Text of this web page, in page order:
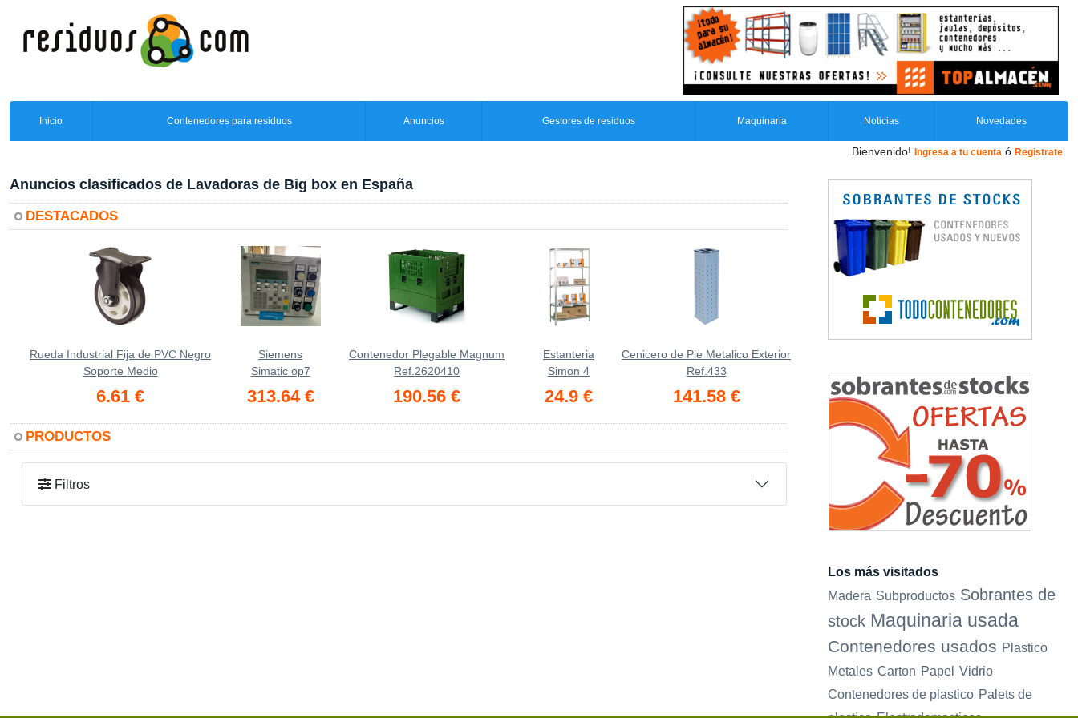
Inicio Contenedores para residuos Anuncios Gestores de residuos Maquinaria Noticias Novedades
Bienvenido! Ingresa a tu cuenta ó Registrate
Anuncios clasificados de Lavadoras de Big box en España
DESTACADOS
Rueda Industrial Fija de PVC Negro
Soporte Medio
6.61 €
Siemens
Simatic op7
313.64 €
Contenedor Plegable Magnum
Ref.2620410
190.56 €
Estanteria
Simon 4
24.9 €
Cenicero de Pie Metalico Exterior
Ref.433
141.58 €
PRODUCTOS
Filtros
Los más visitados
Madera Subproductos Sobrantes de
stock Maquinaria usada
Contenedores usados Plastico
Metales Carton Papel Vidrio
Contenedores de plastico Palets de